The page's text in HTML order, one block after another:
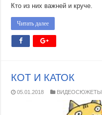
Кто из них важней и круче.
Читать далее
КОТ И КАТОК
05.01.2018 ВИДЕОСЮЖЕТЫ